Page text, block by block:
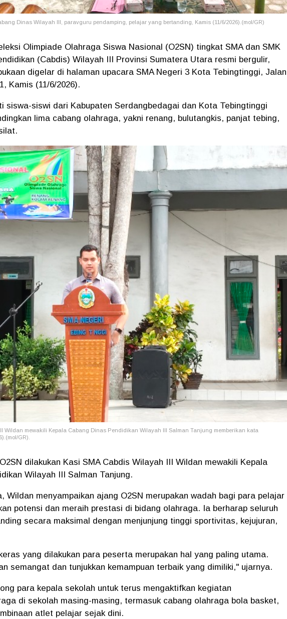
Dinas Wilayah III, paravguru pendamping, pelajar yang bertanding, Kamis (11/6/2026).(mol/GR)
Olimpiade Olahraga Siswa Nasional (O2SN) tingkat SMA dan SMK
(Cabdis) Wilayah III Provinsi Sumatera Utara resmi bergulir,
digelar di halaman upacara SMA Negeri 3 Kota Tebingtinggi, Jalan
Kamis (11/6/2026).
siswa-siswi dari Kabupaten Serdangbedagai dan Kota Tebingtinggi
lima cabang olahraga, yakni renang, bulutangkis, panjat tebing,
Wildan mewakili Kepala Cabang Dinas Pendidikan Wilayah III Salman Tanjung memberikan kata
GR).
dilakukan Kasi SMA Cabdis Wilayah III Wildan mewakili Kepala
Wilayah III Salman Tanjung.
Wildan menyampaikan ajang O2SN merupakan wadah bagi para pelajar
potensi dan meraih prestasi di bidang olahraga. Ia berharap seluruh
secara maksimal dengan menjunjung tinggi sportivitas, kejujuran,
yang dilakukan para peserta merupakan hal yang paling utama.
semangat dan tunjukkan kemampuan terbaik yang dimiliki," ujarnya.
para kepala sekolah untuk terus mengaktifkan kegiatan
di sekolah masing-masing, termasuk cabang olahraga bola basket,
atlet pelajar sejak dini.